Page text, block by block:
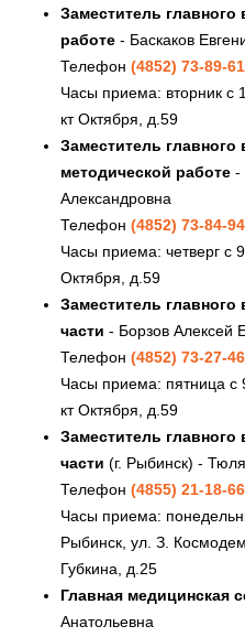
Заместитель главного
работе - Баскаков
Телефон (4852) 73-89-61
Часы приема: вторник с
кт Октября, д.59
Заместитель главного
методической работе -
Александровна
Телефон (4852) 73-84-94
Часы приема: четверг с
Октября, д.59
Заместитель
части - Борзов Алексей
Телефон (4852) 73-27-46
Часы приема: пятница с
кт Октября, д.59
Заместитель
части (г. Рыбинск) -
Телефон (4855) 21-18-66
Часы приема:
Рыбинск, ул. З.
Губкина, д.25
Главная медицинская
Анатольевна